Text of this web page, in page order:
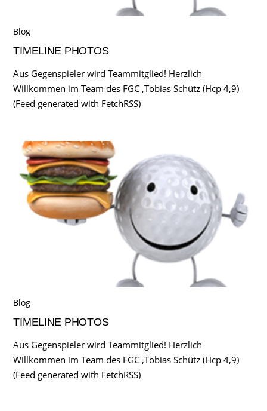
Blog
TIMELINE PHOTOS
Aus Gegenspieler wird Teammitglied! Herzlich
Willkommen im Team des FGC ,Tobias Schütz (Hcp 4,9)
(Feed generated with FetchRSS)
Blog
TIMELINE PHOTOS
Aus Gegenspieler wird Teammitglied! Herzlich
Willkommen im Team des FGC ,Tobias Schütz (Hcp 4,9)
(Feed generated with FetchRSS)